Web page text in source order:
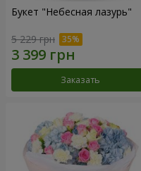
Букет "Небесная лазурь"
5 229 грн
Заказать